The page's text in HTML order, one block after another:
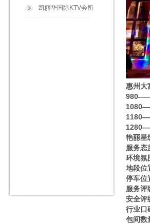
凯丽华国际KTV会所
惠州大
980——
艳丽
服务
环境
地段
停车
服务评
安全评
行业口
包间数